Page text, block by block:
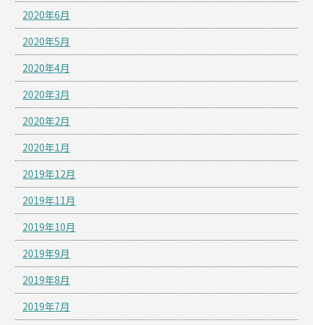
2020年6月
2020年5月
2020年4月
2020年3月
2020年2月
2020年1月
2019年12月
2019年11月
2019年10月
2019年9月
2019年8月
2019年7月